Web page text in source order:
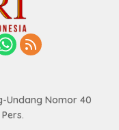
Undang Nomor 40